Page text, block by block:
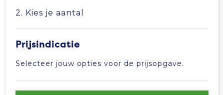
Schoudertassen
Sporttassen
2. Kies je aantal
Prijsindicatie
Selecteer jouw opties voor de prijsopgave.